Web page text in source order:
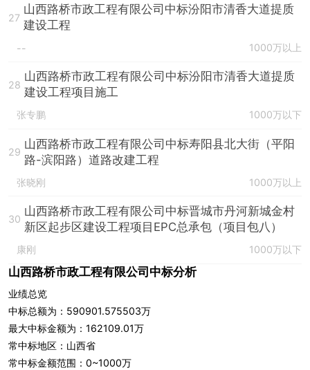
27
山西路桥市政工程有限公司中标汾阳市清香大道提质
建设工程
-- 1000万以上
28
山西路桥市政工程有限公司中标汾阳市清香大道提质
建设工程项目施工
张专鹏 1000万以下
29
山西路桥市政工程有限公司中标寿阳县北大街（平阳
路-滨阳路）道路改建工程
张晓刚 1000万以上
30
山西路桥市政工程有限公司中标晋城市丹河新城金村
新区起步区建设工程项目EPC总承包（项目包八）
康刚 1000万以下
山西路桥市政工程有限公司中标分析
业绩总览
中标总额为：590901.575503万
最大中标金额为：162109.01万
常中标地区：山西省
常中标金额范围：0~1000万